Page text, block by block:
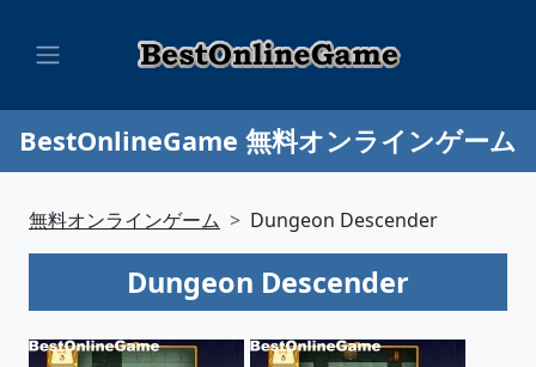
BestOnlineGame 無料オンラインゲーム
無料オンラインゲーム Dungeon Descender
Dungeon Descender